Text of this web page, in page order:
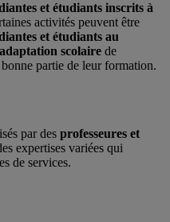
et étudiants inscrits à
activités peuvent être
et étudiants au
scolaire de
partie de leur formation.
par des professeures et
expertises variées qui
de services.